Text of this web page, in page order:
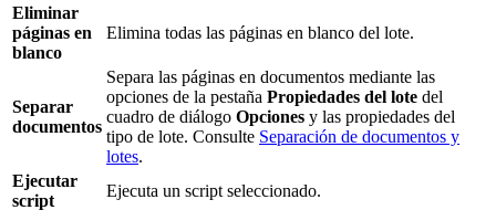
Eliminar
páginas en
blanco
Elimina todas las páginas en blanco del lote.
Separar
documentos
Separa las páginas en documentos mediante las
opciones de la pestaña Propiedades del lote del
cuadro de diálogo Opciones y las propiedades del
tipo de lote. Consulte Separación de documentos y
lotes.
Ejecutar
script
Ejecuta un script seleccionado.